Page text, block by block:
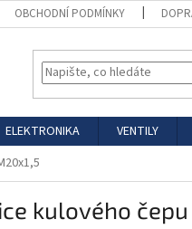
OBCHODNÍ PODMÍNKY
ELEKTRONIKA VENTILY
kulového čepu